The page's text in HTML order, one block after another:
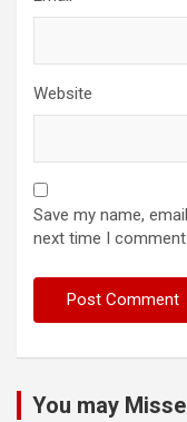
Website
Save my name,
next time I comment.
You may